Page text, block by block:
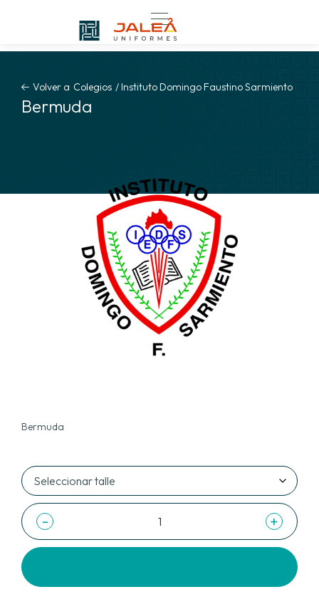
Volver a Colegios /Instituto Domingo Faustino Sarmiento
Bermuda
Bermuda
- +